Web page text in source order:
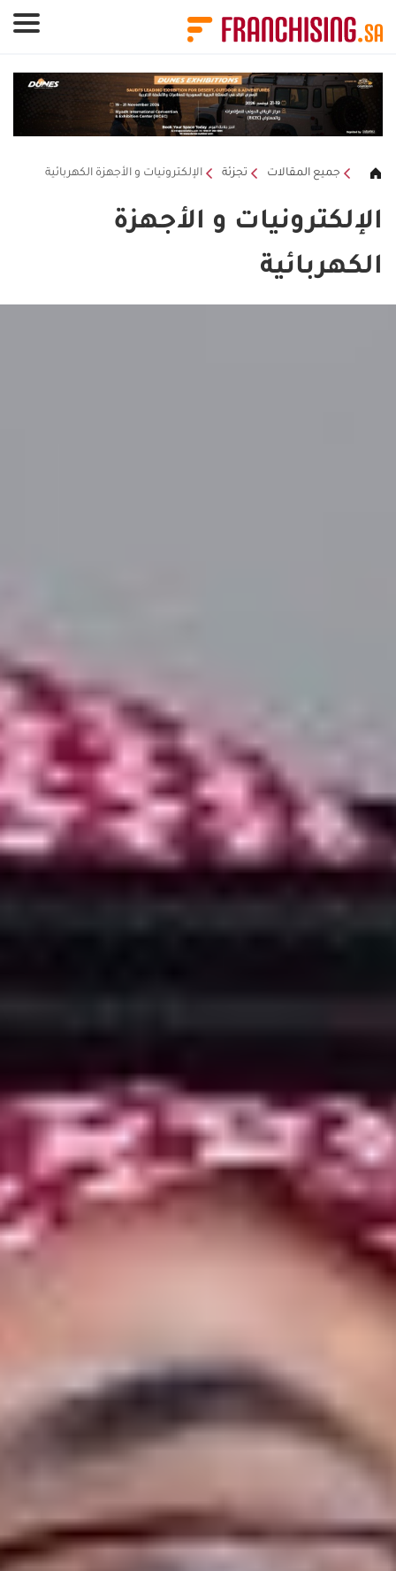
جميع المقالات تجزئة الإلكترونيات و الأجهزة الكهربائية
الإلكترونيات و الأجهزة
الكهربائية
لوحة إدارة ملفات تعريف الارتباط